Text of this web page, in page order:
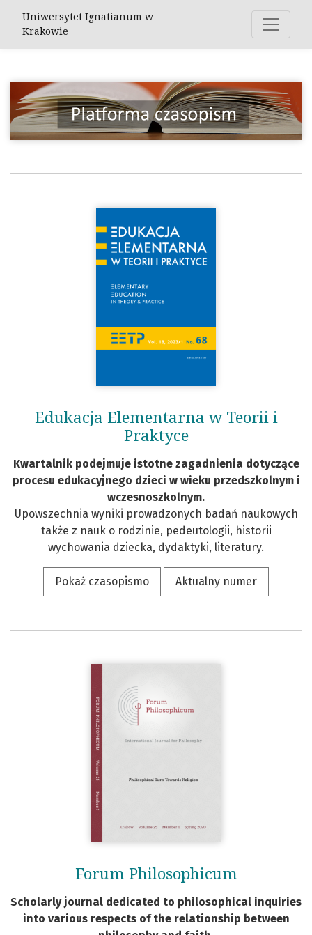
Uniwersytet Ignatianum w Krakowie
Uniwersytet Ignatianum w
Krakowie
Edukacja Elementarna w Teorii i
Praktyce
Kwartalnik podejmuje istotne zagadnienia dotyczące
procesu edukacyjnego dzieci w wieku przedszkolnym i
wczesnoszkolnym.
Upowszechnia wyniki prowadzonych badań naukowych
także z nauk o rodzinie, pedeutologii, historii
wychowania dziecka, dydaktyki, literatury.
Pokaż czasopismo Aktualny numer
Forum Philosophicum
Scholarly journal dedicated to philosophical inquiries
into various respects of the relationship between